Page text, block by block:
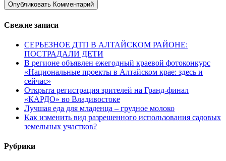
Свежие записи
СЕРЬЕЗНОЕ ДТП В АЛТАЙСКОМ РАЙОНЕ:
ПОСТРАДАЛИ ДЕТИ
В регионе объявлен ежегодный краевой фотоконкурс
«Национальные проекты в Алтайском крае: здесь и
сейчас»
Открыта регистрация зрителей на Гранд-финал
«КАРДО» во Владивостоке
Лучшая еда для младенца – грудное молоко
Как изменить вид разрешенного использования садовых
земельных участков?
Рубрики